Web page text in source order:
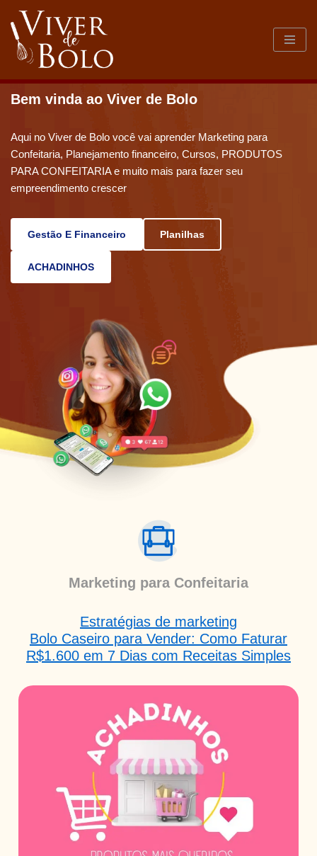
Pular
para
Bem vinda ao Viver de Bolo
Aqui no Viver de Bolo você vai aprender Marketing para
Confeitaria, Planejamento financeiro, Cursos, PRODUTOS
PARA CONFEITARIA e muito mais para fazer seu
empreendimento crescer
Gestão E Financeiro Planilhas
ACHADINHOS
Marketing para Confeitaria
Estratégias de marketing
Bolo Caseiro para Vender: Como Faturar
R$1.600 em 7 Dias com Receitas Simples